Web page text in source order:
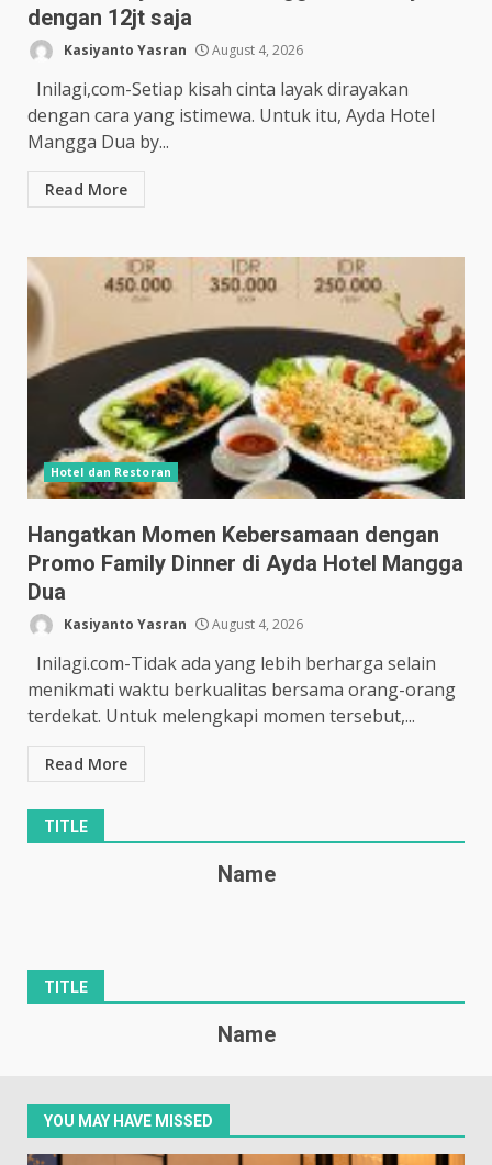
dengan 12jt saja
Kasiyanto Yasran August 4, 2026
Inilagi,com-Setiap kisah cinta layak dirayakan
dengan cara yang istimewa. Untuk itu, Ayda Hotel
Mangga Dua by...
Read More
Hotel dan Restoran
Hangatkan Momen Kebersamaan dengan
Promo Family Dinner di Ayda Hotel Mangga
Dua
Kasiyanto Yasran August 4, 2026
Inilagi.com-Tidak ada yang lebih berharga selain
menikmati waktu berkualitas bersama orang-orang
terdekat. Untuk melengkapi momen tersebut,...
Read More
TITLE
Name
TITLE
Name
YOU MAY HAVE MISSED